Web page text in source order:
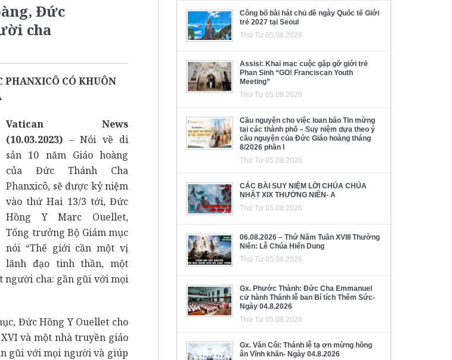
Đức
cha
CÓ KHUÔN
Vatican News
(10.03.2023) – Nói về di
sản 10 năm Giáo hoàng
của Đức Thánh Cha
Phanxicô, sẽ được kỷ niệm
vào thứ Hai 13/3 tới, Đức
Hồng Y Marc Ouellet,
Tổng trưởng Bộ Giám mục
nói “Thế giới cần một vị
lãnh đạo tinh thần, một
người cha: gần gũi với mọi
Đức Hồng Y Ouellet cho
và một nhà truyền giáo
gũi với mọi người và giúp
Công bố bài hát chủ đề ngày Quốc tế Giới
trẻ 2027 tại Seoul
Thứ Tư 05.08.2026
Assisi: Khai mạc cuộc gặp gỡ giới trẻ
Phan Sinh “GO! Franciscan Youth
Meeting”
Thứ Tư 05.08.2026
Cầu nguyện cho việc loan báo Tin mừng
tại các thành phố – Suy niệm dựa theo ý
cầu nguyện của Đức Giáo hoàng tháng
8/2026 phần I
Thứ Tư 05.08.2026
CÁC BÀI SUY NIỆM LỜI CHÚA CHÚA
NHẬT XIX THƯỜNG NIÊN- A
Thứ Tư 05.08.2026
06.08.2026 – Thứ Năm Tuần XVIII Thường
Niên: Lễ Chúa Hiển Dung
Thứ Tư 05.08.2026
Gx. Phước Thành: Đức Cha Emmanuel
cử hành Thánh lễ ban Bí tích Thêm Sức-
Ngày 04.8.2026
Thứ Tư 05.08.2026
Gx. Văn Côi: Thánh lễ tạ ơn mừng hồng
ân Vĩnh khấn- Ngày 04.8.2026